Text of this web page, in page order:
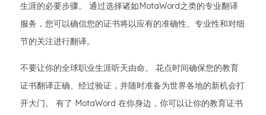
生涯的必要步骤。 通过选择诸如MotaWord之类的专业翻译
服务，您可以确信您的证书将以应有的准确性、专业性和对细
节的关注进行翻译。
不要让你的全球职业生涯听天由命。 花点时间确保您的教育
证书翻译正确、经过验证，并随时准备为世界各地的新机会打
开大门。 有了 MotaWord 在你身边，你可以让你的教育证书